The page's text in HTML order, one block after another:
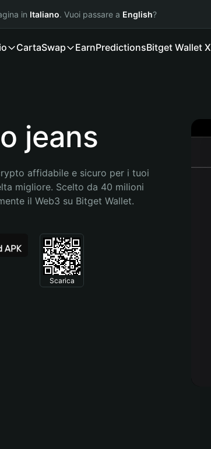
in Italiano. Vuoi passare a English?
CartaSwap EarnPredictionsBitget Wallet X
jeans
affidabile e sicuro per i tuoi
migliore. Scelto da 40 milioni
il Web3 su Bitget Wallet.
Scarica